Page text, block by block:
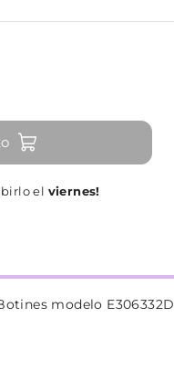
el viernes!
modelo E306332D